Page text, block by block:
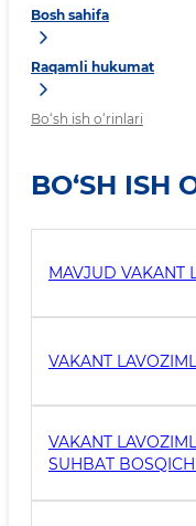
Bosh sahifa
Raqamli hukumat
Bo‘sh ish o‘rinlari
BO‘SH ISH
MAVJUD VAKANT
VAKANT
VAKANT
SUHBAT